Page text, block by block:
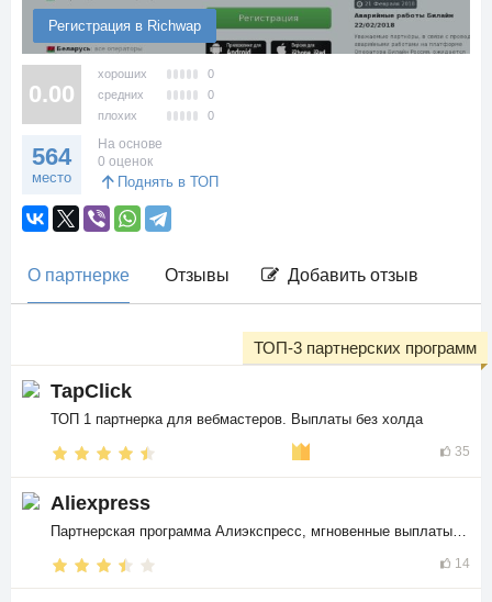
Регистрация в Richwap
0.00
хороших
0
средних
0
плохих
0
564
место
На основе
0 оценок
Поднять в ТОП
О партнерке Отзывы Добавить отзыв
TapClick
ТОП 1 партнерка для вебмастеров. Выплаты без холда
35
ТОП-3 партнерских программ
Aliexpress
14